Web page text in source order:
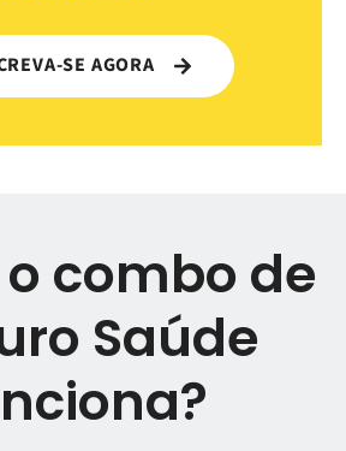
SE AGORA
combo de
Saúde